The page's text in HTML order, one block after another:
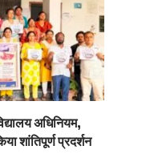
अधिनियम,
शांतिपूर्ण प्रदर्शन